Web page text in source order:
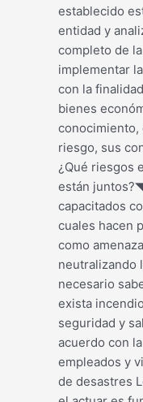
establecido
entidad y
completo de
implementar
con la
bienes
conocimiento,
riesgo, sus
¿Qué riesgos
están
capacitados
cuales hacen
como
neutralizando
necesario
exista
seguridad y
acuerdo con
empleados y
de desastres